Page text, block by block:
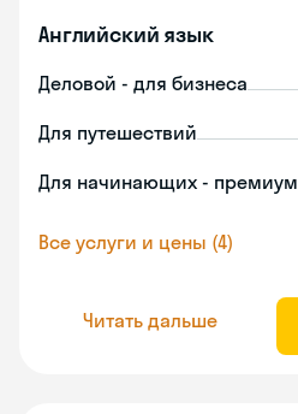
Английский язык
Деловой - для бизнеса
Для путешествий
Для начинающих - премиум
Все услуги и цены (4)
Читать дальше